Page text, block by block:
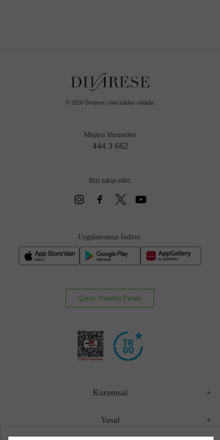
© 2026 Divarese | tüm hakları saklıdır.
Müşteri Hizmetleri
444 3 662
Bizi takip edin:
Uygulamamızı İndirin:
Çerez Yönetim Paneli
Kurumsal
Yasal